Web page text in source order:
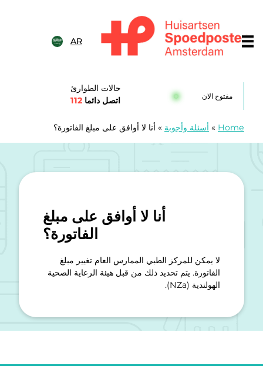
AR
مفتوح الان
حالات الطوارئ
اتصل دائما 112
Home
» أسئلة وأجوبة » أنا لا أوافق على مبلغ الفاتورة؟
أنا لا أوافق على مبلغ
الفاتورة؟
لا يمكن للمركز الطبي الممارس العام تغيير مبلغ
الفاتورة. يتم تحديد ذلك من قبل هيئة الرعاية الصحية
الهولندية (NZa).